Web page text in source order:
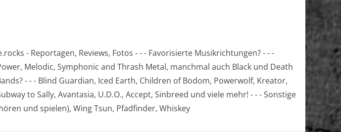
- Reportagen, Reviews, Fotos - - - Favorisierte Musikrichtungen? - - -
Melodic, Symphonic and Thrash Metal, manchmal auch Black und Death
- - - Blind Guardian, Iced Earth, Children of Bodom, Powerwolf, Kreator,
to Sally, Avantasia, U.D.O., Accept, Sinbreed und viele mehr! - - - Sonstige
und spielen), Wing Tsun, Pfadfinder, Whiskey